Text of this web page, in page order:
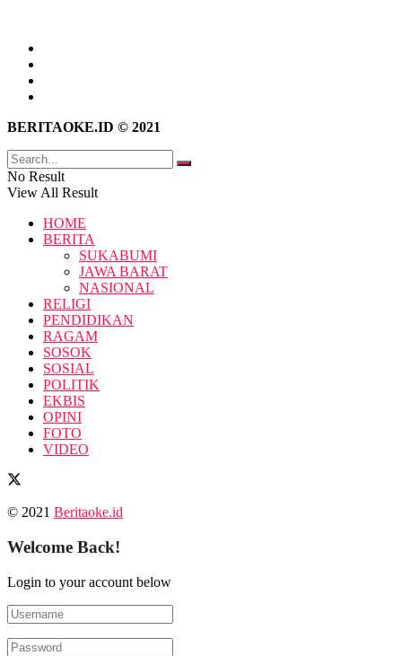
BERITAOKE.ID © 2021
No Result
View All Result
HOME
BERITA
SUKABUMI
JAWA BARAT
NASIONAL
RELIGI
PENDIDIKAN
RAGAM
SOSOK
SOSIAL
POLITIK
EKBIS
OPINI
FOTO
VIDEO
© 2021 Beritaoke.id
Welcome Back!
Login to your account below